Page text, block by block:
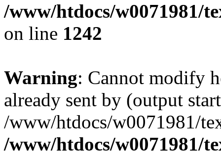
/www/htdocs/w0071981/
on line 1242
Warning: Cannot modify
already sent by (output
/www/htdocs/w0071981/
/www/htdocs/w0071981/